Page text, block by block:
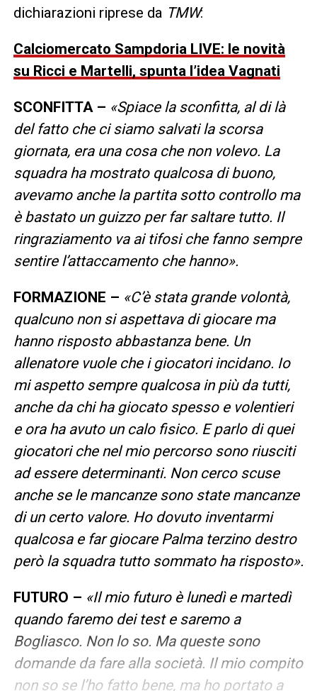
dichiarazioni riprese da TMW:
Calciomercato Sampdoria LIVE: le novità
su Ricci e Martelli, spunta l’idea Vagnati
SCONFITTA – «Spiace la sconfitta, al di là
del fatto che ci siamo salvati la scorsa
giornata, era una cosa che non volevo. La
squadra ha mostrato qualcosa di buono,
avevamo anche la partita sotto controllo ma
è bastato un guizzo per far saltare tutto. Il
ringraziamento va ai tifosi che fanno sempre
sentire l’attaccamento che hanno».
FORMAZIONE – «C’è stata grande volontà,
qualcuno non si aspettava di giocare ma
hanno risposto abbastanza bene. Un
allenatore vuole che i giocatori incidano. Io
mi aspetto sempre qualcosa in più da tutti,
anche da chi ha giocato spesso e volentieri
e ora ha avuto un calo fisico. E parlo di quei
giocatori che nel mio percorso sono riusciti
ad essere determinanti. Non cerco scuse
anche se le mancanze sono state mancanze
di un certo valore. Ho dovuto inventarmi
qualcosa e far giocare Palma terzino destro
però la squadra tutto sommato ha risposto».
FUTURO – «Il mio futuro è lunedì e martedì
quando faremo dei test e saremo a
Bogliasco. Non lo so. Ma queste sono
domande da fare alla società. Il mio compito
non so se l’ho fatto bene, ma ho portato a